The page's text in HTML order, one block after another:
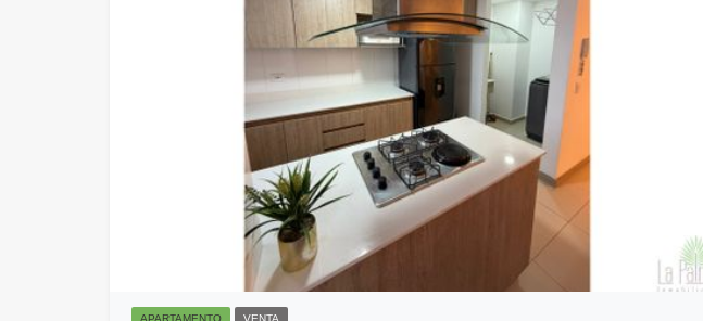
APARTAMENTO VENTA